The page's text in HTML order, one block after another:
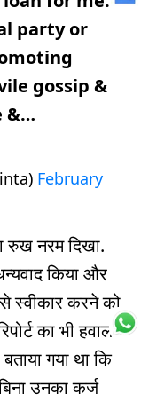
party or
gossip &
&…
February
रुख नरम दिखा.
किया और
स्वीकार करने को
का भी हवाला
गया था कि
उनका कर्ज